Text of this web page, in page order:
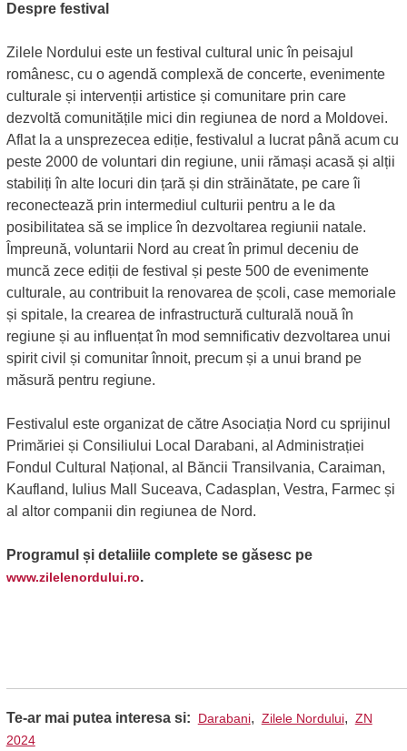
Despre festival
Zilele Nordului este un festival cultural unic în peisajul
românesc, cu o agendă complexă de concerte, evenimente
culturale și intervenții artistice și comunitare prin care
dezvoltă comunitățile mici din regiunea de nord a Moldovei.
Aflat la a unsprezecea ediție, festivalul a lucrat până acum cu
peste 2000 de voluntari din regiune, unii rămași acasă și alții
stabiliți în alte locuri din țară și din străinătate, pe care îi
reconectează prin intermediul culturii pentru a le da
posibilitatea să se implice în dezvoltarea regiunii natale.
Împreună, voluntarii Nord au creat în primul deceniu de
muncă zece ediții de festival și peste 500 de evenimente
culturale, au contribuit la renovarea de școli, case memoriale
și spitale, la crearea de infrastructură culturală nouă în
regiune și au influențat în mod semnificativ dezvoltarea unui
spirit civil și comunitar înnoit, precum și a unui brand pe
măsură pentru regiune.
Festivalul este organizat de către Asociația Nord cu sprijinul
Primăriei și Consiliului Local Darabani, al Administrației
Fondul Cultural Național, al Băncii Transilvania, Caraiman,
Kaufland, Iulius Mall Suceava, Cadasplan, Vestra, Farmec și
al altor companii din regiunea de Nord.
Programul și detaliile complete se găsesc pe
www.zilelenordului.ro.
Te-ar mai putea interesa si: Darabani, Zilele Nordului, ZN
2024